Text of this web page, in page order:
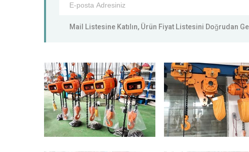
Mail Listesine Katılın, Ürün Fiyat Listesini Doğrudan